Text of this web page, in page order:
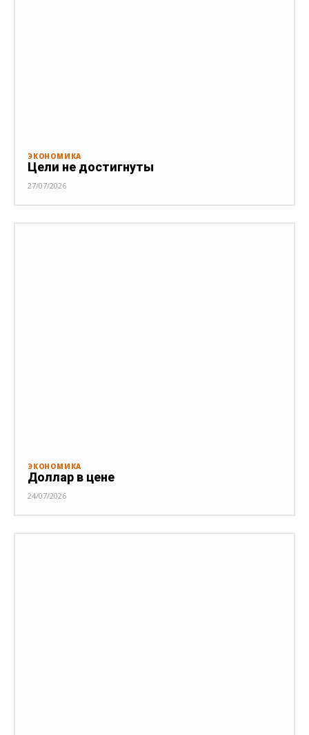
ЭКОНОМИКА
Цели не достигнуты
27/07/2026
ЭКОНОМИКА
Доллар в цене
24/07/2026